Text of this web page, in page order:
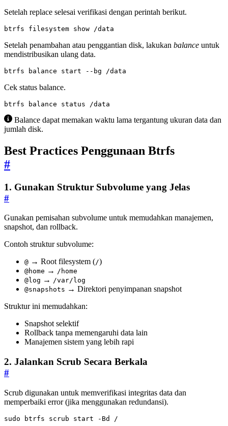
Setelah replace selesai verifikasi dengan perintah berikut.
btrfs filesystem show /data
Setelah penambahan atau penggantian disk, lakukan balance untuk
mendistribusikan ulang data.
btrfs balance start --bg /data
Cek status balance.
btrfs balance status /data
Balance dapat memakan waktu lama tergantung ukuran data dan
jumlah disk.
Best Practices Penggunaan Btrfs
#
1. Gunakan Struktur Subvolume yang Jelas
#
Gunakan pemisahan subvolume untuk memudahkan manajemen,
snapshot, dan rollback.
Contoh struktur subvolume:
@ → Root filesystem (/)
@home → /home
@log → /var/log
@snapshots → Direktori penyimpanan snapshot
Struktur ini memudahkan:
Snapshot selektif
Rollback tanpa memengaruhi data lain
Manajemen sistem yang lebih rapi
2. Jalankan Scrub Secara Berkala
#
Scrub digunakan untuk memverifikasi integritas data dan
memperbaiki error (jika menggunakan redundansi).
sudo btrfs scrub start -Bd /